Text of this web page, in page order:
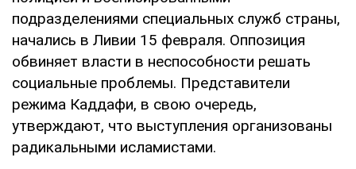
подразделениями специальных служб страны,
начались в Ливии 15 февраля. Оппозиция
обвиняет власти в неспособности решать
социальные проблемы. Представители
режима Каддафи, в свою очередь,
утверждают, что выступления организованы
радикальными исламистами.